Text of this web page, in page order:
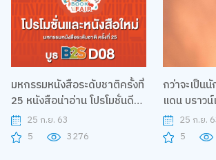
มหกรรมหนังสือระดับชาติครั้งที่
25 หนังสือน่าอ่าน โปรโมชั่นดีๆ
ที่ B2S D08
25 ก.ย. 63
5
3276
กว่าจะเป็น
แดน บราวน์
25 ก.ย.
5